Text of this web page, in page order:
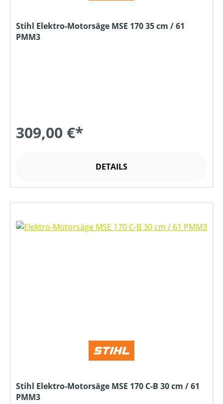
Stihl Elektro-Motorsäge MSE 170 35 cm / 61
PMM3
309,00 €*
DETAILS
Stihl Elektro-Motorsäge MSE 170 C-B 30 cm / 61
PMM3